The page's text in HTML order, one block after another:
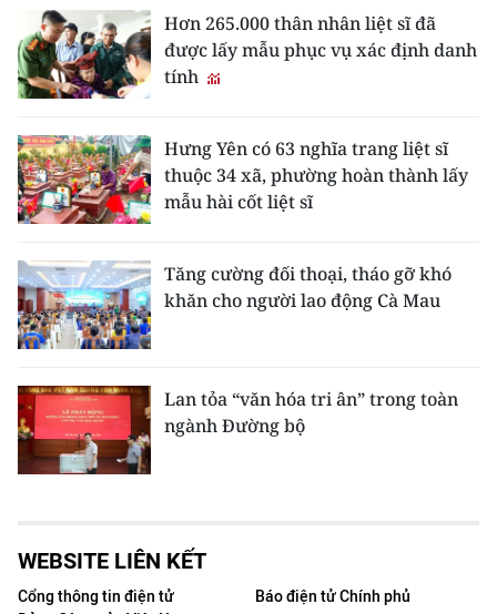
Hơn 265.000 thân nhân liệt sĩ đã
được lấy mẫu phục vụ xác định danh
tính
Hưng Yên có 63 nghĩa trang liệt sĩ
thuộc 34 xã, phường hoàn thành lấy
mẫu hài cốt liệt sĩ
Tăng cường đối thoại, tháo gỡ khó
khăn cho người lao động Cà Mau
Lan tỏa “văn hóa tri ân” trong toàn
ngành Đường bộ
WEBSITE LIÊN KẾT
Cổng thông tin điện tử
Báo điện tử Chính phủ